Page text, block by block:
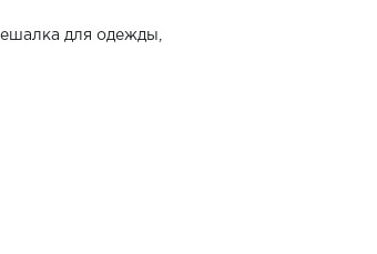
для одежды,